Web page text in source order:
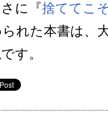
に『捨ててこ
れた本書は、
す。